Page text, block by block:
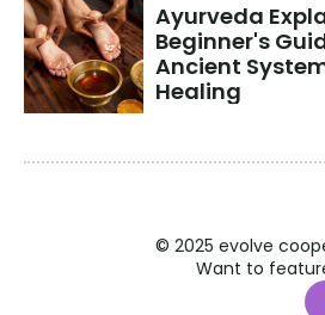
Ayurveda
Beginner's
Ancient
Healing
© 2025 evolve
Want to